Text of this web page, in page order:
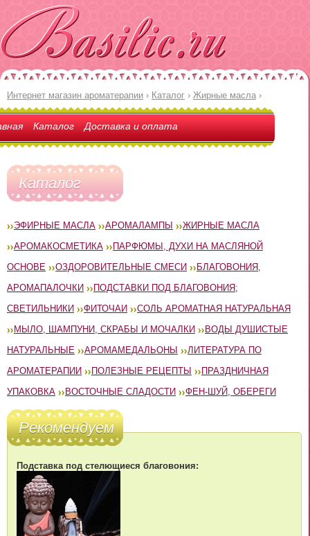
Интернет магазин ароматерапии › Каталог › Жирные масла ›
Каталог Доставка и оплата
Каталог
ЭФИРНЫЕ МАСЛА АРОМАЛАМПЫ
ЖИРНЫЕ МАСЛА
АРОМАКОСМЕТИКА
ПАРФЮМЫ, ДУХИ НА МАСЛЯНОЙ
ОСНОВЕ
ОЗДОРОВИТЕЛЬНЫЕ СМЕСИ
БЛАГОВОНИЯ,
АРОМАПАЛОЧКИ
ПОДСТАВКИ ПОД БЛАГОВОНИЯ;
СВЕТИЛЬНИКИ
ФИТОЧАИ
СОЛЬ АРОМАТНАЯ НАТУРАЛЬНАЯ
МЫЛО, ШАМПУНИ, СКРАБЫ И МОЧАЛКИ
ВОДЫ ДУШИСТЫЕ
НАТУРАЛЬНЫЕ
АРОМАМЕДАЛЬОНЫ
ЛИТЕРАТУРА ПО
АРОМАТЕРАПИИ
ПОЛЕЗНЫЕ РЕЦЕПТЫ
ПРАЗДНИЧНАЯ
УПАКОВКА
ВОСТОЧНЫЕ СЛАДОСТИ ФЕН-ШУЙ, ОБЕРЕГИ
Рекомендуем
Подставка под стелющиеся благовония: